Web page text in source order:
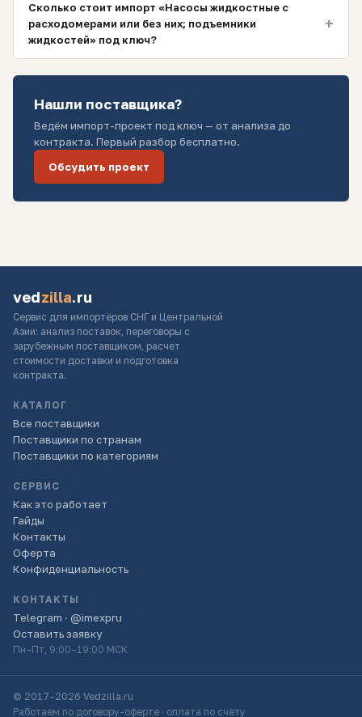
Сколько стоит импорт «Насосы жидкостные с
расходомерами или без них; подъемники
жидкостей» под ключ?
+
Нашли поставщика?
Ведём импорт-проект под ключ — от анализа до
контракта. Первый разбор бесплатно.
Обсудить проект
vedzilla.ru
Сервис для импортёров СНГ и Центральной
Азии: анализ поставок, переговоры с
зарубежным поставщиком, расчёт
стоимости доставки и подготовка
контракта.
КАТАЛОГ
Все поставщики
Поставщики по странам
Поставщики по категориям
СЕРВИС
Как это работает
Гайды
Контакты
Оферта
Конфиденциальность
КОНТАКТЫ
Telegram · @imexpru
Оставить заявку
Пн–Пт, 9:00–19:00 МСК
© 2017–2026 Vedzilla.ru
Работаем по договору-оферте · оплата по счёту